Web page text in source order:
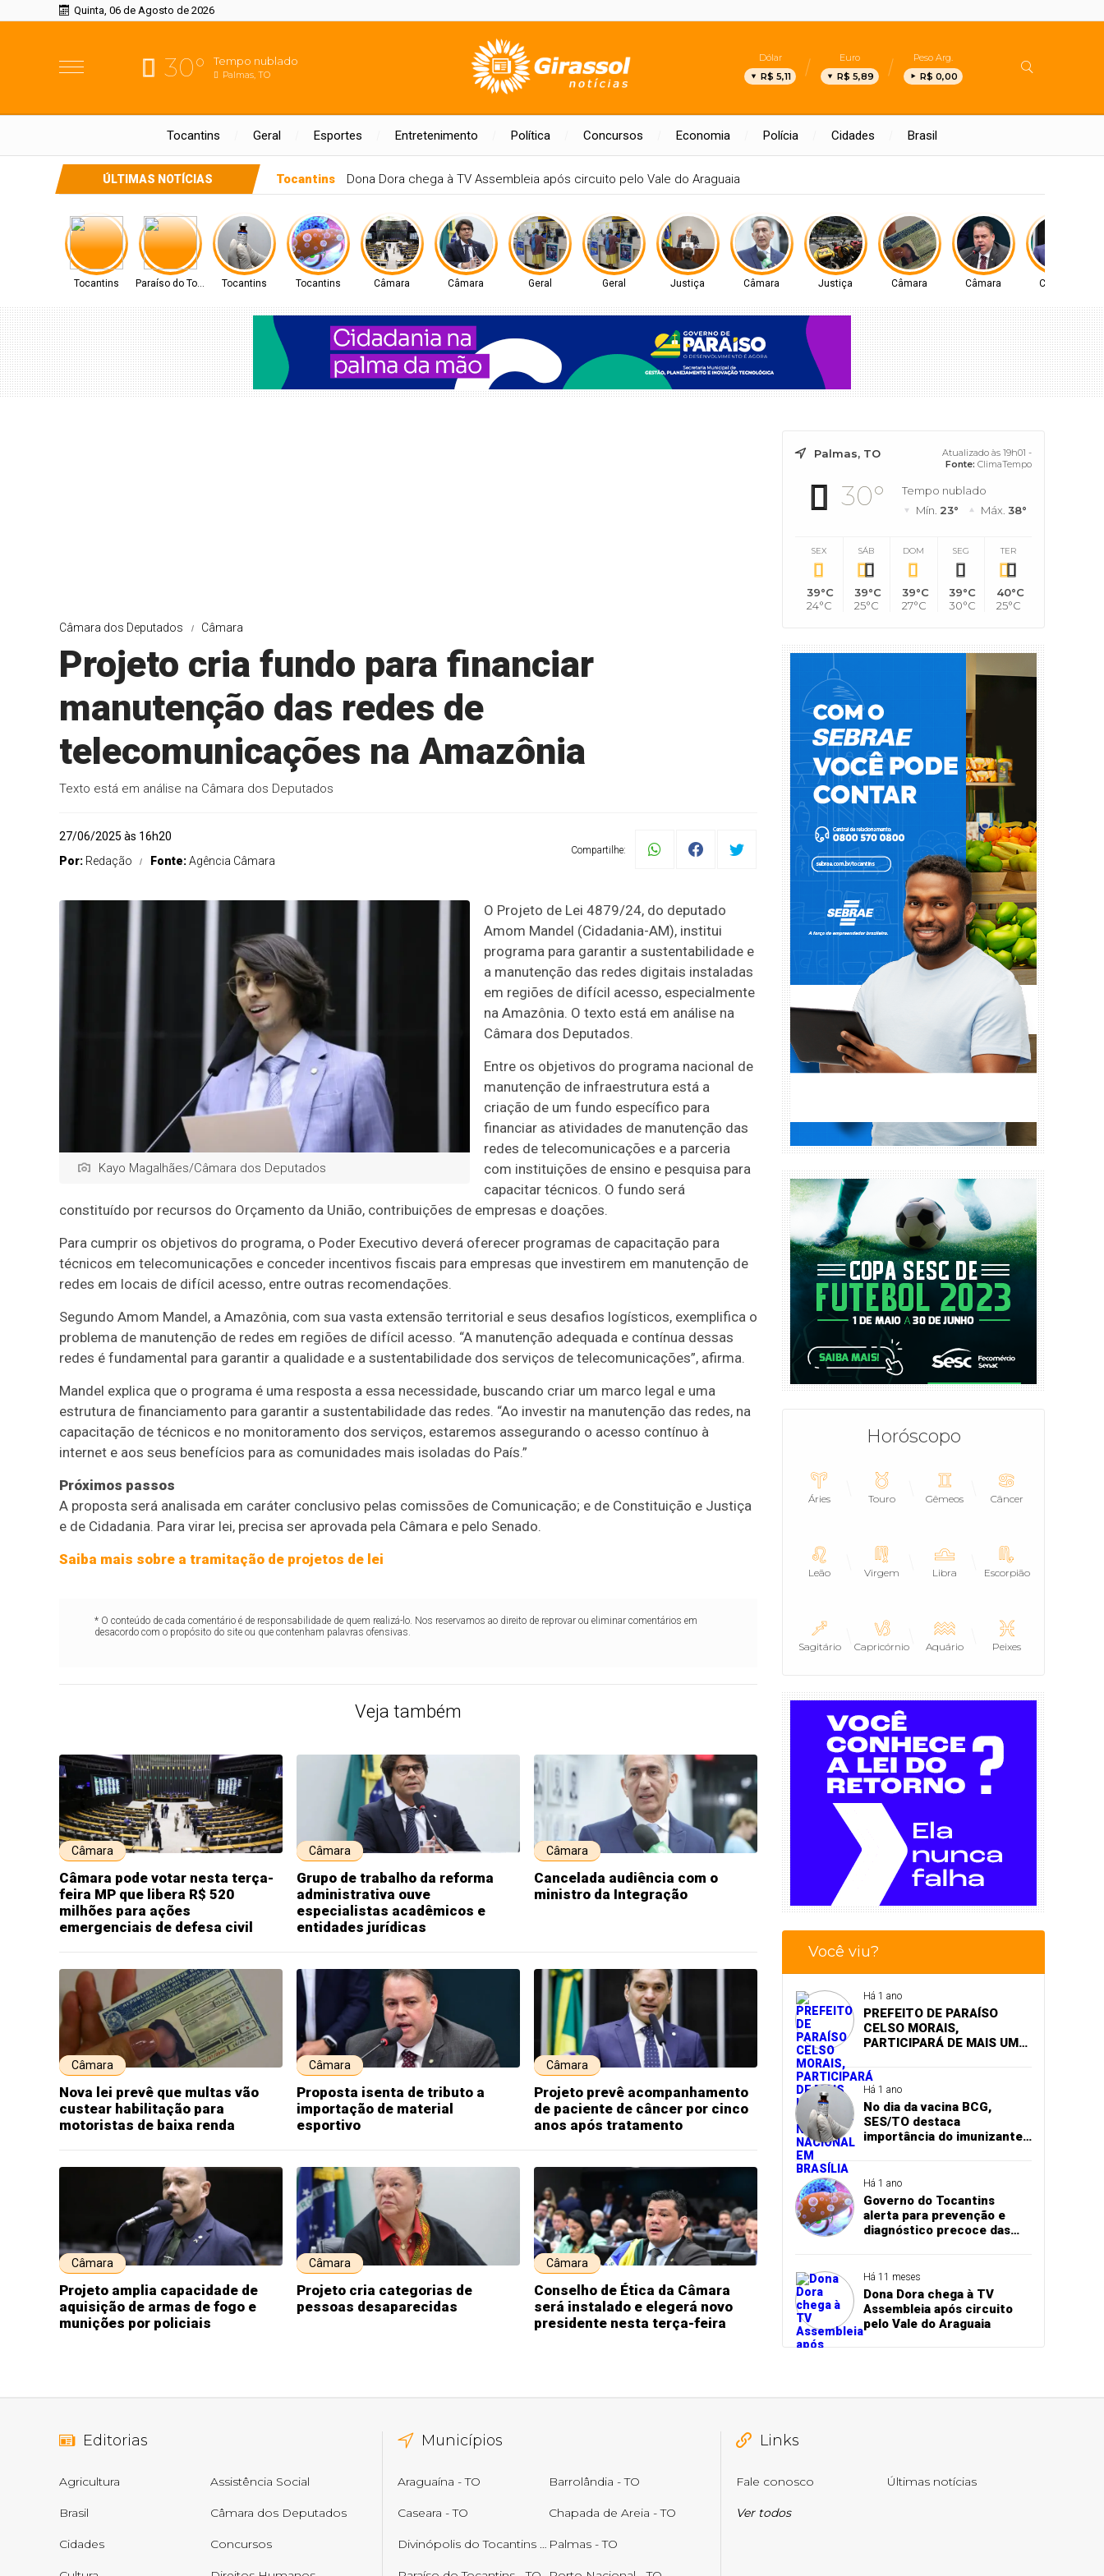
Quinta, 06 de Agosto de 2026
30° Tempo nublado
Palmas, TO
Dólar
R$ 5,11
Euro
R$ 5,89
Peso Arg.
R$ 0,00
Tocantins Geral Esportes Entretenimento Política Concursos Economia Polícia Cidades Brasil
ÚLTIMAS NOTÍCIAS Paraíso do Tocantins PREFEITO DE PARAÍSO CELSO MORAIS, PARTICIPARÁ DE MAIS UM EVENTO A NÍVEL NACIONAL EM BRASÍLIA
Tocantins Paraíso do TocantinsTocantins Tocantins Câmara Câmara Geral Geral Justiça Câmara Justiça Câmara Câmara Câmara
Câmara dos Deputados Câmara
Projeto cria fundo para financiar
manutenção das redes de
telecomunicações na Amazônia
Texto está em análise na Câmara dos Deputados
27/06/2025 às 16h20
Por: Redação Fonte:Agência Câmara
Compartilhe:
Kayo Magalhães/Câmara dos Deputados
O Projeto de Lei 4879/24, do deputado
Amom Mandel (Cidadania-AM), institui
programa para garantir a sustentabilidade e
a manutenção das redes digitais instaladas
em regiões de difícil acesso, especialmente
na Amazônia. O texto está em análise na
Câmara dos Deputados.
Entre os objetivos do programa nacional de
manutenção de infraestrutura está a
criação de um fundo específico para
financiar as atividades de manutenção das
redes de telecomunicações e a parceria
com instituições de ensino e pesquisa para
capacitar técnicos. O fundo será
constituído por recursos do Orçamento da União, contribuições de empresas e doações.
Para cumprir os objetivos do programa, o Poder Executivo deverá oferecer programas de capacitação para
técnicos em telecomunicações e conceder incentivos fiscais para empresas que investirem em manutenção de
redes em locais de difícil acesso, entre outras recomendações.
Segundo Amom Mandel, a Amazônia, com sua vasta extensão territorial e seus desafios logísticos, exemplifica o
problema de manutenção de redes em regiões de difícil acesso. “A manutenção adequada e contínua dessas
redes é fundamental para garantir a qualidade e a sustentabilidade dos serviços de telecomunicações”, afirma.
Mandel explica que o programa é uma resposta a essa necessidade, buscando criar um marco legal e uma
estrutura de financiamento para garantir a sustentabilidade das redes. “Ao investir na manutenção das redes, na
capacitação de técnicos e no monitoramento dos serviços, estaremos assegurando o acesso contínuo à
internet e aos seus benefícios para as comunidades mais isoladas do País.”
Próximos passos
A proposta será analisada em caráter conclusivo pelas comissões de Comunicação; e de Constituição e Justiça
e de Cidadania. Para virar lei, precisa ser aprovada pela Câmara e pelo Senado.
Saiba mais sobre a tramitação de projetos de lei
* O conteúdo de cada comentário é de responsabilidade de quem realizá-lo. Nos reservamos ao direito de reprovar ou eliminar comentários em
desacordo com o propósito do site ou que contenham palavras ofensivas.
Veja também
Câmara
Câmara pode votar nesta terça-
feira MP que libera R$ 520
milhões para ações
emergenciais de defesa civil
Câmara
Grupo de trabalho da reforma
administrativa ouve
especialistas acadêmicos e
entidades jurídicas
Câmara
Cancelada audiência com o
ministro da Integração
Câmara
Nova lei prevê que multas vão
custear habilitação para
motoristas de baixa renda
Câmara
Proposta isenta de tributo a
importação de material
esportivo
Câmara
Projeto prevê acompanhamento
de paciente de câncer por cinco
anos após tratamento
Câmara
Projeto amplia capacidade de
aquisição de armas de fogo e
munições por policiais
Câmara
Projeto cria categorias de
pessoas desaparecidas
Câmara
Conselho de Ética da Câmara
será instalado e elegerá novo
presidente nesta terça-feira
Palmas, TO
Atualizado às 19h01 -
Fonte: ClimaTempo
30°
Tempo nublado
Mín. 23° Máx. 38°
SEX
39°C
24°C
SÁB
39°C
25°C
DOM
39°C
27°C
SEG
39°C
30°C
TER
40°C
25°C
Horóscopo
Áries Touro Gêmeos Câncer
Leão Virgem Libra Escorpião
Sagitário Capricórnio Aquário Peixes
Você viu?
Há 1 ano
PREFEITO DE PARAÍSO
CELSO MORAIS,
PARTICIPARÁ DE MAIS UM
EM BRASÍLIA
Há 1 ano
No dia da vacina BCG,
SES/TO destaca
importância do imunizante
Há 1 ano
Governo do Tocantins
alerta para prevenção e
diagnóstico precoce das
Há 11 meses
Dona Dora chega à TV
Assembleia após circuito
pelo Vale do Araguaia
Editorias
Agricultura Assistência Social
Brasil Câmara dos Deputados
Cidades Concursos
Municípios
Araguaína - TO Barrolândia - TO
Caseara - TO Chapada de Areia - TO
Palmas - TO
Links
Fale conosco Últimas notícias
Ver todos